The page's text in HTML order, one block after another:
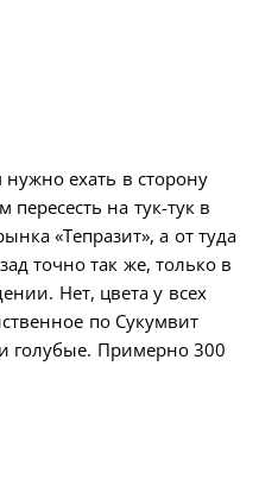
ехать в сторону
пересесть на тук-тук в
«Тепразит», а от туда
точно так же, только в
Нет, цвета у всех
по Сукумвит
голубые. Примерно 300